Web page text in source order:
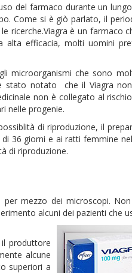
del farmaco durante un
Come si è giò parlato, il
ricerche.Viagra è un farmaco
efficacia, molti uomini
microorganismi che sono
stato notato che il Viagra
non è collegato al
nelle progenie.
di riproduzione, il
36 giorni e ai ratti femmine
di riproduzione.
mezzo dei microscopi.
alcuni dei pazienti che
produttore
alcune
superiori a